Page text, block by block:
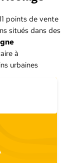
points de vente
situés dans des
à
urbaines